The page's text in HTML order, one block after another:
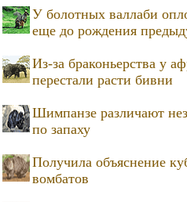
У болотных валлаби
еще до рождения
Из-за браконьерства у
перестали расти бивни
Шимпанзе различают
по запаху
Получила объяснение
вомбатов